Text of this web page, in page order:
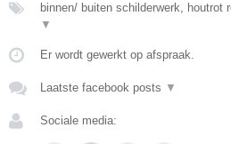
binnen/ buiten schilderwerk, houtrot
▼
Er wordt gewerkt op afspraak.
Laatste facebook posts ▼
Sociale media: